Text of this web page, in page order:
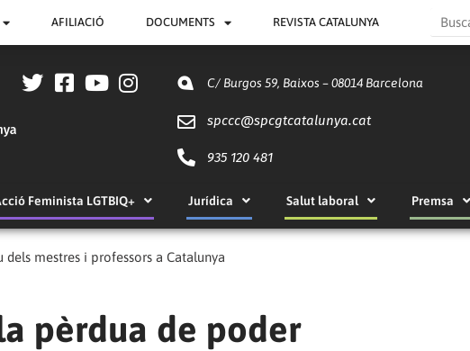
AFILIACIÓ DOCUMENTS REVISTA CATALUNYA Search
C/ Burgos 59, Baixos – 08014 Barcelona
spccc@spcgtcatalunya.cat
935 120 481
Feminista LGTBIQ+ Jurídica Salut laboral Premsa
mestres i professors a Catalunya
pèrdua de poder